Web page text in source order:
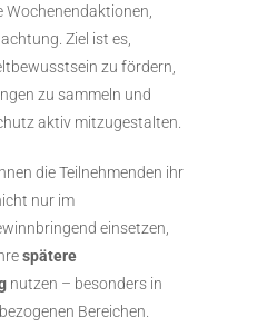
Wochenendaktionen,
Ziel ist es,
zu fördern,
zu sammeln und
aktiv mitzugestalten.
die Teilnehmenden ihr
nur im
einsetzen,
spätere
nutzen – besonders in
Bereichen.